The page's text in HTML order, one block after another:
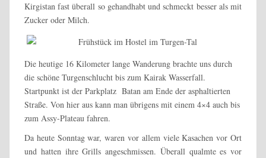
Kirgistan fast überall so gehandhabt und schmeckt besser als mit
Zucker oder Milch.
Die heutige 16 Kilometer lange Wanderung brachte uns durch
die schöne Turgenschlucht bis zum Kairak Wasserfall.
Startpunkt ist der Parkplatz Batan am Ende der asphaltierten
Straße. Von hier aus kann man übrigens mit einem 4×4 auch bis
zum Assy-Plateau fahren.
Da heute Sonntag war, waren vor allem viele Kasachen vor Ort
und hatten ihre Grills angeschmissen. Überall qualmte es vor